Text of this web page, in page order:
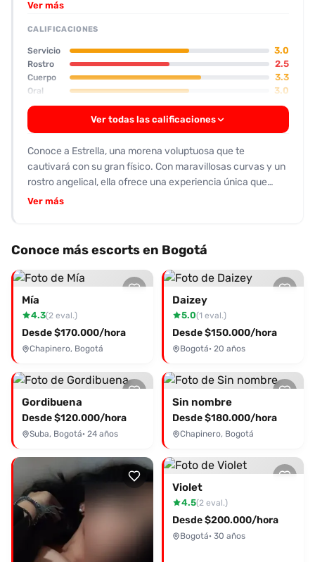
Valora su figura con 6.5/10 y su rostro con 5/10. El entorno
de la sesión fue en un apartamento pequeño y con poca
iluminación, lo que dificultó apreciar detalles como
cicatrices. En el trato, la escort mostró una actitud algo
insistente, preguntando repetidamente si ya había
“visitado” la casa de la otra, lo que el cliente encontró
molesto y poco profesional. El servicio en sí fue básico:
sintió que la escort propusiera iniciativa ni generara
morbo. En general, el autor concluye que no es
recomendable, pues no aporta nada más que un precio
bajo y un rendimiento mediocre. No se plantea repetir el
Ver más
CALIFICACIONES
Servicio 3.0
Rostro 2.5
Cuerpo 3.3
Oral 3.0
Ver todas las calificaciones
Conoce a Estrella, una morena voluptuosa que te
cautivará con su gran físico. Con maravillosas curvas y un
rostro angelical, ella ofrece una experiencia única que
seguramente te dejará con ganas de más. Aunque ha
sexo oral, vaginal y caricias, además de ofrecer
adicionales que prometen elevar tu nivel de satisfacción.
Si buscas una compañía dispuesta y sin complicaciones,
Estrella podría ser la elección ideal para ti. Sin embargo,
ten en cuenta que algunas reseñas sugieren que su
atención puede ser básica. Aún así, si solo buscas
disfrutar, ¡no dudes en contactarla! Te espera para vivir
momentos inolvidables. No pierdas la oportunidad de vivir
Ver más
Conoce más escorts en Bogotá
Mía
4.3(2 eval.)
Desde $170.000/hora
Chapinero, Bogotá
Daizey
5.0(1 eval.)
Desde $150.000/hora
Bogotá· 20 años
Gordibuena
Desde $120.000/hora
Suba, Bogotá· 24 años
Sin nombre
Desde $180.000/hora
Chapinero, Bogotá
Violet
4.5(2 eval.)
Desde $200.000/hora
Bogotá· 30 años